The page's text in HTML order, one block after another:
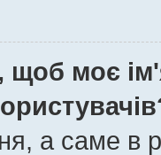
щоб моє
а саме в